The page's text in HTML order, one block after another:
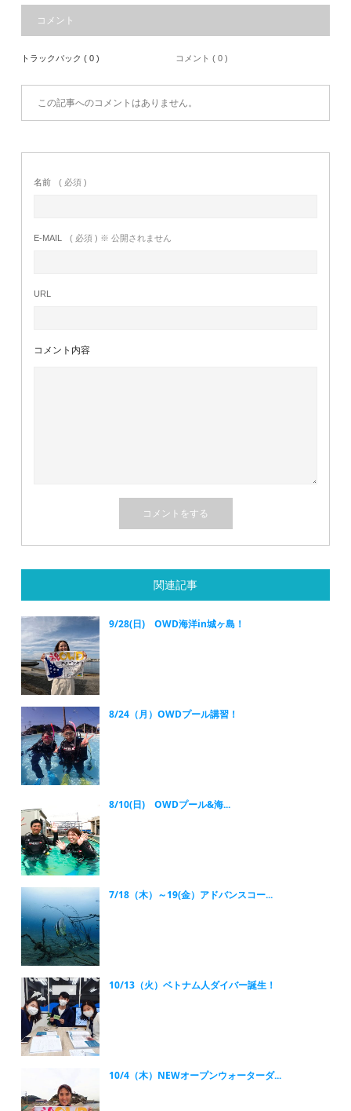
コメント
トラックバック ( 0 ) コメント ( 0 )
この記事へのコメントはありません。
名前 ( 必須 )
E-MAIL ( 必須 ) ※ 公開されません
URL
コメント内容
関連記事
9/28(日) OWD海洋in城ヶ島！
8/24（月）OWDプール講習！
8/10(日) OWDプール&海...
7/18（木）～19(金）アドバンスコー...
10/13（火）ベトナム人ダイバー誕生！
10/4（木）NEWオープンウォーターダ...